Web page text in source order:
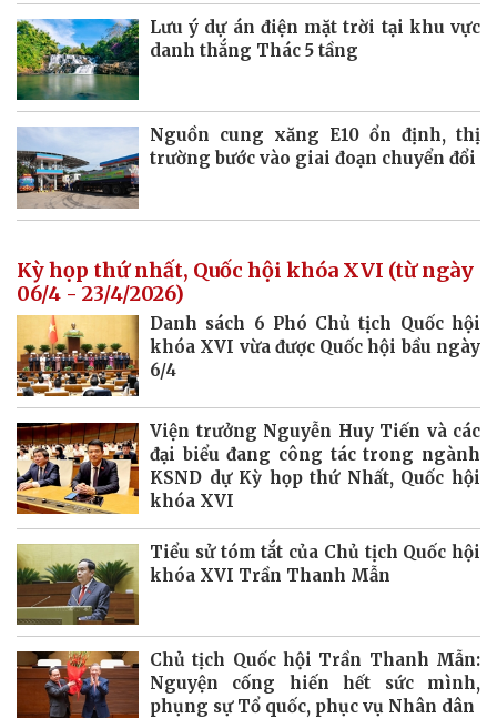
Lưu ý dự án điện mặt trời tại khu vực
danh thắng Thác 5 tầng
Nguồn cung xăng E10 ổn định, thị
trường bước vào giai đoạn chuyển đổi
Kỳ họp thứ nhất, Quốc hội khóa XVI (từ ngày
06/4 - 23/4/2026)
Danh sách 6 Phó Chủ tịch Quốc hội
khóa XVI vừa được Quốc hội bầu ngày
6/4
Viện trưởng Nguyễn Huy Tiến và các
đại biểu đang công tác trong ngành
KSND dự Kỳ họp thứ Nhất, Quốc hội
khóa XVI
Tiểu sử tóm tắt của Chủ tịch Quốc hội
khóa XVI Trần Thanh Mẫn
Chủ tịch Quốc hội Trần Thanh Mẫn:
Nguyện cống hiến hết sức mình,
phụng sự Tổ quốc, phục vụ Nhân dân